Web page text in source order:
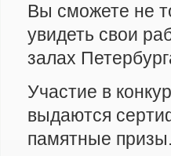
Вы сможете не
увидеть свои
залах
Участие в
выдаются
памятные